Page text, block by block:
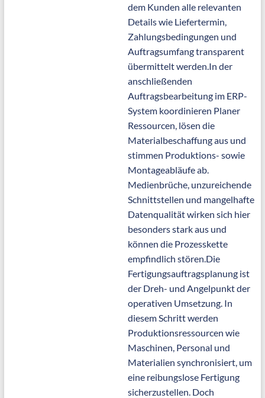
dem Kunden alle relevanten
Details wie Liefertermin,
Zahlungsbedingungen und
Auftragsumfang transparent
übermittelt werden.In der
anschließenden
Auftragsbearbeitung im ERP-
System koordinieren Planer
Ressourcen, lösen die
Materialbeschaffung aus und
stimmen Produktions- sowie
Montageabläufe ab.
Medienbrüche, unzureichende
Schnittstellen und mangelhafte
Datenqualität wirken sich hier
besonders stark aus und
können die Prozesskette
empfindlich stören.Die
Fertigungsauftragsplanung ist
der Dreh- und Angelpunkt der
operativen Umsetzung. In
diesem Schritt werden
Produktionsressourcen wie
Maschinen, Personal und
Materialien synchronisiert, um
eine reibungslose Fertigung
sicherzustellen. Doch